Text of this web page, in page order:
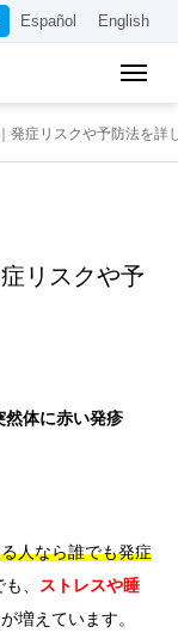
Español English
発症リスクや予防法を詳
リスクや予
然体に赤い発疹
人なら誰でも発症
、
ストレスや睡
増えています。